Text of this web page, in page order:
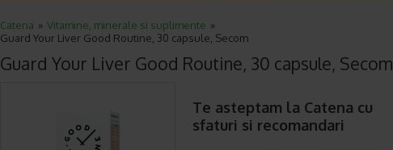
Catena
Vitamine, minerale si suplimente
Guard Your Liver Good Routine, 30 capsule, Secom
Guard Your Liver Good Routine, 30 capsule, Secom
Te asteptam la Catena cu
sfaturi si recomandari